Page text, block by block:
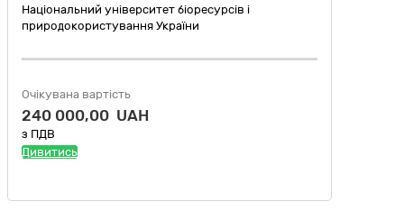
Національний університет біоресурсів і
природокористування України
Очікувана вартість
240 000,00 UAH
з ПДВ
Дивитись